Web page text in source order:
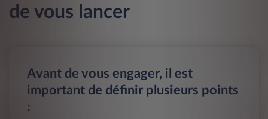
de vous lancer
Avant de vous engager, il est
important de définir plusieurs points
: